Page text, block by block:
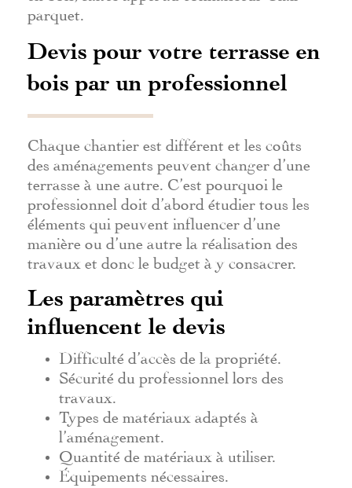
parquet.
Devis pour votre terrasse en
bois par un professionnel
Chaque chantier est différent et les coûts
des aménagements peuvent changer d’une
terrasse à une autre. C’est pourquoi le
professionnel doit d’abord étudier tous les
éléments qui peuvent influencer d’une
manière ou d’une autre la réalisation des
travaux et donc le budget à y consacrer.
Les paramètres qui
influencent le devis
Difficulté d’accès de la propriété.
Sécurité du professionnel lors des
travaux.
Types de matériaux adaptés à
l’aménagement.
Quantité de matériaux à utiliser.
Équipements nécessaires.